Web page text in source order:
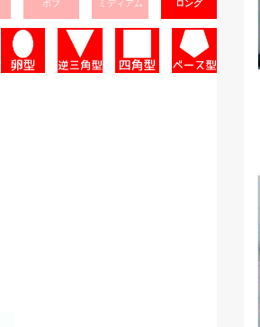
ボブ ミディアム ロング